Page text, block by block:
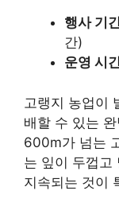
행사 기
간)
운영 시
고랭지 농업이
배할 수 있는
600m가 넘는
는 잎이 두껍고
지속되는 것이